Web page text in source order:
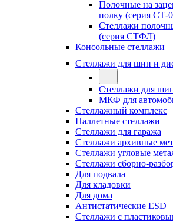
Полочные на
полку (серия СТ-
Стеллажи
(серия СТФЛ)
Консольные стеллажи
Стеллажи для шин и
Стеллажи для
МКФ для
Стеллажный комплекс
Паллетные стеллажи
Стеллажи для гаража
Стеллажи архивные
Стеллажи угловые
Стеллажи сборно-
Для подвала
Для кладовки
Для дома
Антистатические ESD
Стеллажи с